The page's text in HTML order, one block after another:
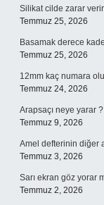
Silikat cilde zarar
Temmuz 25, 2026
Basamak derece
Temmuz 25, 2026
12mm kaç numara
Temmuz 24, 2026
Arapsaçı neye yarar ?
Temmuz 9, 2026
Amel defterinin diğer
Temmuz 3, 2026
Sarı ekran göz yorar
Temmuz 2, 2026